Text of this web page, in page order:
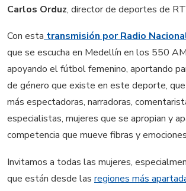
Carlos Orduz, director de deportes de
Con estatransmisión por Radio
que se escucha en Medellín en los 550
apoyando el fútbol femenino, aportando
de género que existe en este deporte, que
más espectadoras, narradoras,
especialistas, mujeres que se apropian y
competencia que mueve fibras y
Invitamos a todas las mujeres,
que están desde las regiones más